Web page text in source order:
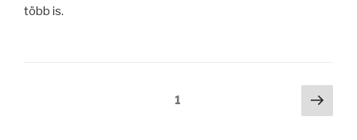
több is.
1
oldal